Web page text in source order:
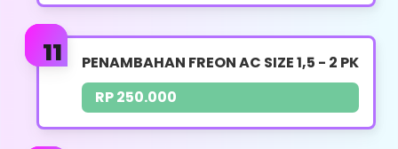
Panduan Penggunaan
PENAMBAHAN FREON AC SIZE 1,5 - 2 PK
RP 250.000